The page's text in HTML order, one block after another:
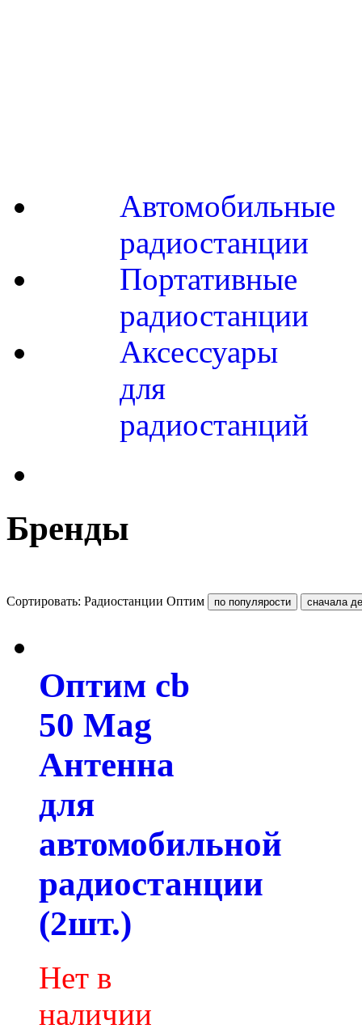
Автомобильные
радиостанции
Портативные
радиостанции
Аксессуары
для
радиостанций
Бренды
Сортировать: Радиостанции Оптим
Оптим cb
50 Mag
Антенна
для
автомобильной
радиостанции
(2шт.)
Нет в
наличии